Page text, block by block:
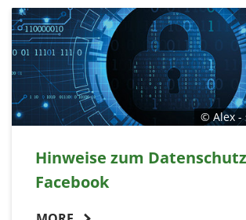
© Alex -
Hinweise zum
Facebook